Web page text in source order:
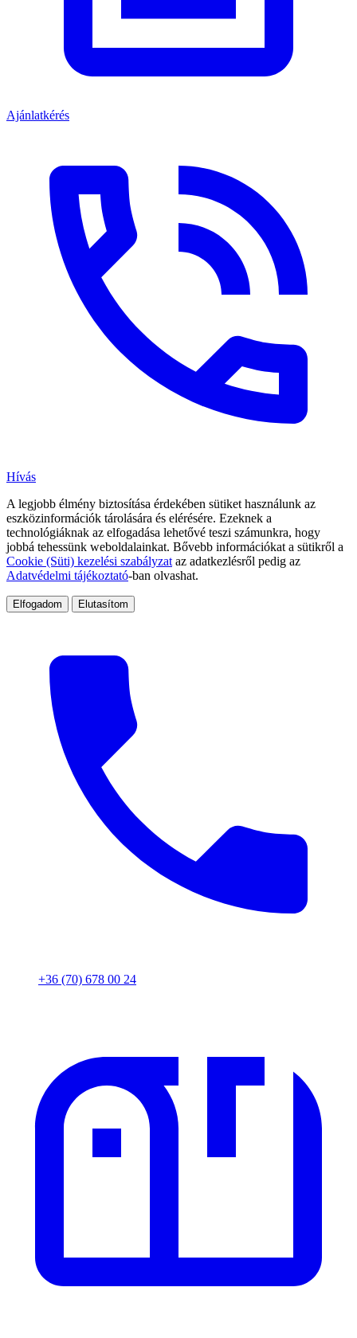
Ajánlatkérés
Hívás
A legjobb élmény biztosítása érdekében sütiket használunk az
eszközinformációk tárolására és elérésére. Ezeknek a
technológiáknak az elfogadása lehetővé teszi számunkra, hogy
jobbá tehessünk weboldalainkat. Bővebb információkat a sütikről a
Cookie (Süti) kezelési szabályzat az adatkezlésről pedig az
Adatvédelmi tájékoztató-ban olvashat.
Elfogadom Elutasítom
+36 (70) 678 00 24